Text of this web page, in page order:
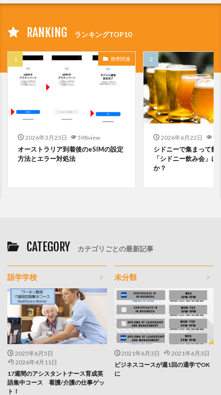
RANKING ランキングTOP10
携帯関連
2026年3月23日 598view
オーストラリア到着後のeSIMの設定
方法とエラー対処法
2026年6月22日
シドニーで集まって飲
「シドニー飲み会」に
か？
CATEGORY カテゴリごとの最新記事
語学学校
2025年6月5日
2026年4月11日
17週間のアシスタントナース育成英
語集中コース 看護/介護の仕事ゲッ
ト！
未分類
2021年6月3日
2021年6月3日
ビジネスコースが週1回の通学でOK
に